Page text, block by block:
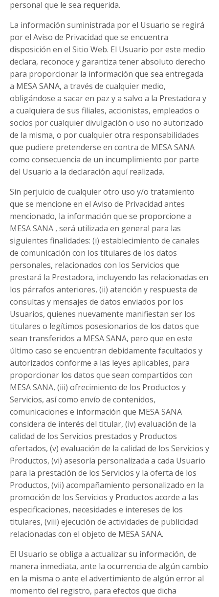
personal que le sea requerida.
La información suministrada por el Usuario se regirá
por el Aviso de Privacidad que se encuentra
disposición en el Sitio Web. El Usuario por este medio
declara, reconoce y garantiza tener absoluto derecho
para proporcionar la información que sea entregada
a MESA SANA, a través de cualquier medio,
obligándose a sacar en paz y a salvo a la Prestadora y
a cualquiera de sus filiales, accionistas, empleados o
socios por cualquier divulgación o uso no autorizado
de la misma, o por cualquier otra responsabilidades
que pudiere pretenderse en contra de MESA SANA
como consecuencia de un incumplimiento por parte
del Usuario a la declaración aquí realizada.
Sin perjuicio de cualquier otro uso y/o tratamiento
que se mencione en el Aviso de Privacidad antes
mencionado, la información que se proporcione a
MESA SANA , será utilizada en general para las
siguientes finalidades: (i) establecimiento de canales
de comunicación con los titulares de los datos
personales, relacionados con los Servicios que
prestará la Prestadora, incluyendo las relacionadas en
los párrafos anteriores, (ii) atención y respuesta de
consultas y mensajes de datos enviados por los
Usuarios, quienes nuevamente manifiestan ser los
titulares o legítimos posesionarios de los datos que
sean transferidos a MESA SANA, pero que en este
último caso se encuentran debidamente facultados y
autorizados conforme a las leyes aplicables, para
proporcionar los datos que sean compartidos con
MESA SANA, (iii) ofrecimiento de los Productos y
Servicios, así como envío de contenidos,
comunicaciones e información que MESA SANA
considera de interés del titular, (iv) evaluación de la
calidad de los Servicios prestados y Productos
ofertados, (v) evaluación de la calidad de los Servicios y
Productos, (vi) asesoría personalizada a cada Usuario
para la prestación de los Servicios y la oferta de los
Productos, (vii) acompañamiento personalizado en la
promoción de los Servicios y Productos acorde a las
especificaciones, necesidades e intereses de los
titulares, (viii) ejecución de actividades de publicidad
relacionadas con el objeto de MESA SANA.
El Usuario se obliga a actualizar su información, de
manera inmediata, ante la ocurrencia de algún cambio
en la misma o ante el advertimiento de algún error al
momento del registro, para efectos que dicha